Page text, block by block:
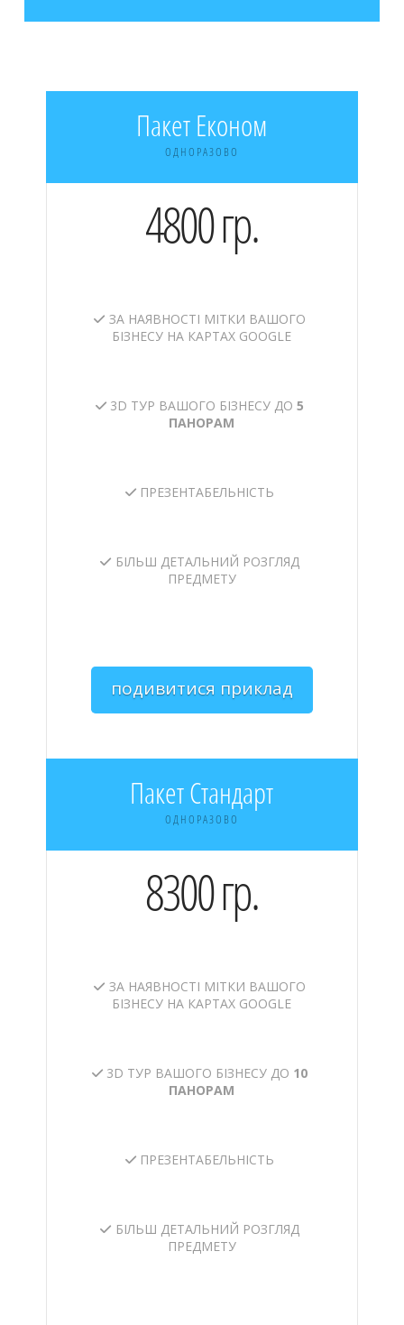
Пакет Економ
ОДНОРАЗОВО
4800 гр.
ЗА НАЯВНОСТІ МІТКИ ВАШОГО
БІЗНЕСУ НА КАРТАХ GOOGLE
3D ТУР ВАШОГО БІЗНЕСУ ДО5
ПАНОРАМ
ПРЕЗЕНТАБЕЛЬНІСТЬ
БІЛЬШ ДЕТАЛЬНИЙ РОЗГЛЯД
ПРЕДМЕТУ
подивитися приклад
Пакет Стандарт
ОДНОРАЗОВО
8300 гр.
ЗА НАЯВНОСТІ МІТКИ ВАШОГО
БІЗНЕСУ НА КАРТАХ GOOGLE
3D ТУР ВАШОГО БІЗНЕСУ ДО 10
ПАНОРАМ
ПРЕЗЕНТАБЕЛЬНІСТЬ
БІЛЬШ ДЕТАЛЬНИЙ РОЗГЛЯД
ПРЕДМЕТУ